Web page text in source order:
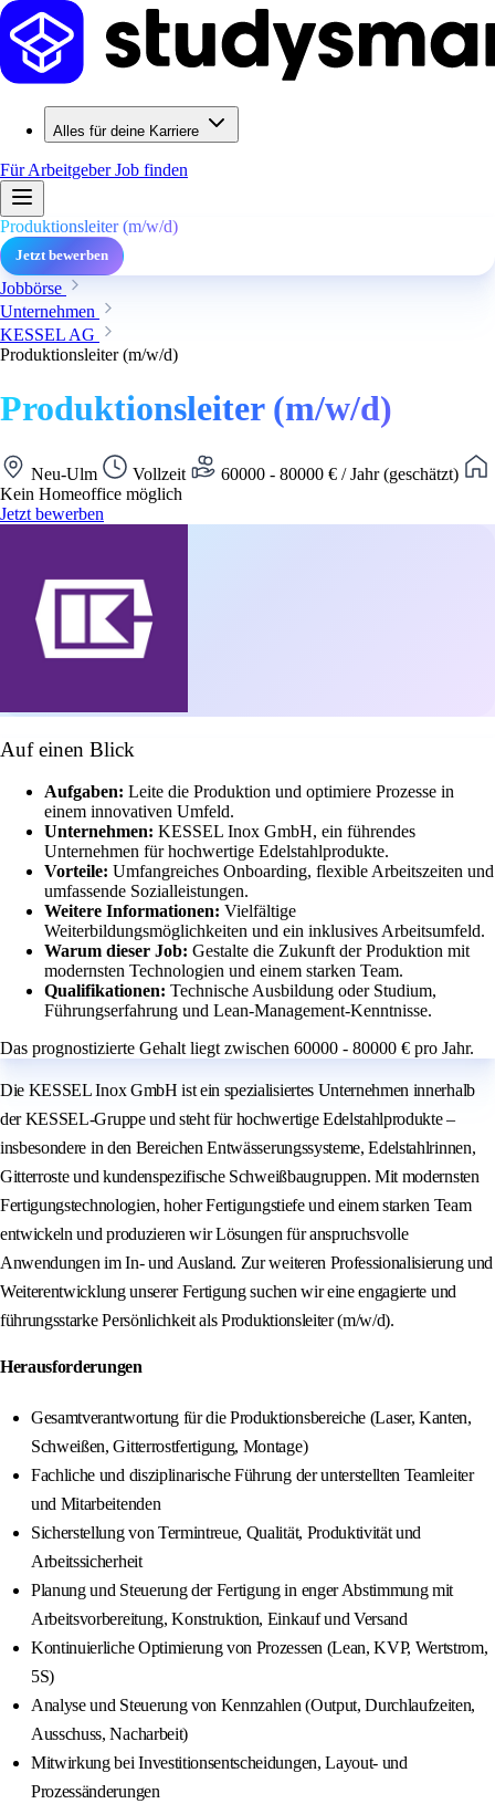
Alles für deine Karriere
Für ArbeitgeberJob finden
Produktionsleiter (m/w/d)
Jetzt bewerben
Jobbörse
Unternehmen
KESSEL AG
Produktionsleiter (m/w/d)
Produktionsleiter (m/w/d)
Neu-Ulm Vollzeit
60000 - 80000 € / Jahr (geschätzt)
Kein Homeoffice möglich
Jetzt bewerben
Auf einen Blick
Aufgaben: Leite die Produktion und optimiere Prozesse in
einem innovativen Umfeld.
Unternehmen: KESSEL Inox GmbH, ein führendes
Unternehmen für hochwertige Edelstahlprodukte.
Vorteile: Umfangreiches Onboarding, flexible Arbeitszeiten und
umfassende Sozialleistungen.
Weitere Informationen: Vielfältige
Weiterbildungsmöglichkeiten und ein inklusives Arbeitsumfeld.
Warum dieser Job: Gestalte die Zukunft der Produktion mit
modernsten Technologien und einem starken Team.
Qualifikationen: Technische Ausbildung oder Studium,
Führungserfahrung und Lean-Management-Kenntnisse.
Das prognostizierte Gehalt liegt zwischen 60000 - 80000 € pro Jahr.
Die KESSEL Inox GmbH ist ein spezialisiertes Unternehmen innerhalb
der KESSEL-Gruppe und steht für hochwertige Edelstahlprodukte –
insbesondere in den Bereichen Entwässerungssysteme, Edelstahlrinnen,
Gitterroste und kundenspezifische Schweißbaugruppen. Mit modernsten
Fertigungstechnologien, hoher Fertigungstiefe und einem starken Team
entwickeln und produzieren wir Lösungen für anspruchsvolle
Anwendungen im In- und Ausland. Zur weiteren Professionalisierung und
Weiterentwicklung unserer Fertigung suchen wir eine engagierte und
führungsstarke Persönlichkeit als Produktionsleiter (m/w/d).
Herausforderungen
Gesamtverantwortung für die Produktionsbereiche (Laser, Kanten,
Schweißen, Gitterrostfertigung, Montage)
Fachliche und disziplinarische Führung der unterstellten Teamleiter
und Mitarbeitenden
Sicherstellung von Termintreue, Qualität, Produktivität und
Arbeitssicherheit
Planung und Steuerung der Fertigung in enger Abstimmung mit
Arbeitsvorbereitung, Konstruktion, Einkauf und Versand
Kontinuierliche Optimierung von Prozessen (Lean, KVP, Wertstrom,
5S)
Analyse und Steuerung von Kennzahlen (Output, Durchlaufzeiten,
Ausschuss, Nacharbeit)
Mitwirkung bei Investitionsentscheidungen, Layout- und
Prozessänderungen